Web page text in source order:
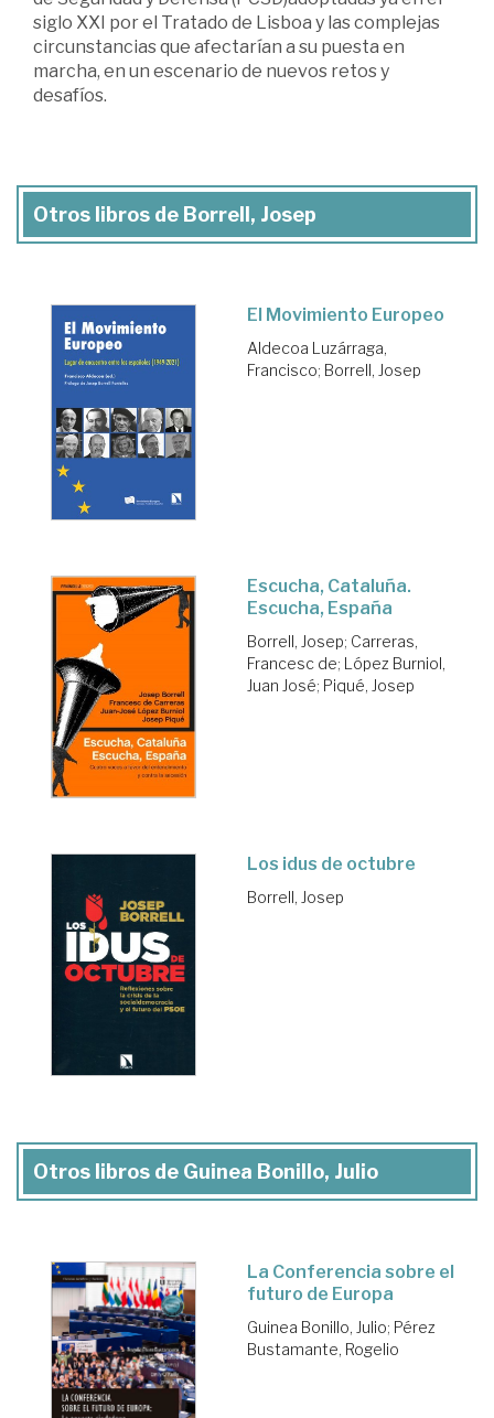
siglo XXI por el Tratado de Lisboa y las complejas
circunstancias que afectarían a su puesta en
marcha, en un escenario de nuevos retos y
desafíos.
Otros libros de Borrell, Josep
El Movimiento Europeo
Aldecoa Luzárraga,
Francisco; Borrell, Josep
Escucha, Cataluña.
Escucha, España
Borrell, Josep; Carreras,
Francesc de; López Burniol,
Juan José; Piqué, Josep
Los idus de octubre
Borrell, Josep
Otros libros de Guinea Bonillo, Julio
La Conferencia sobre el
futuro de Europa
Guinea Bonillo, Julio; Pérez
Bustamante, Rogelio